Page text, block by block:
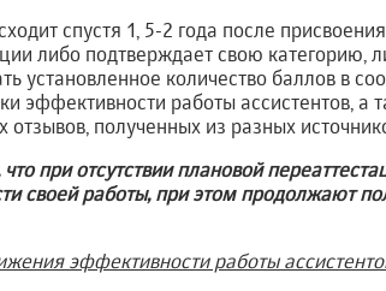
спустя 1, 5-2 года после
либо подтверждает свою категорию,
установленное количество баллов в
эффективности работы ассистентов, а
отзывов, полученных из разных
при отсутствии плановой
своей работы, при этом продолжают
эффективности работы